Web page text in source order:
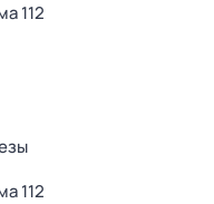
112
112